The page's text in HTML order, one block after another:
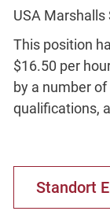
USA
This position
$16.50 per
by a number
qualifications,
Standort